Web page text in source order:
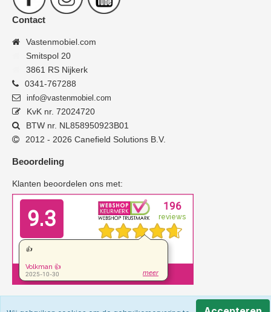
Contact
Vastenmobiel.com
Smitspol 20
3861 RS Nijkerk
0341-767288
info@vastenmobiel.com
KvK nr. 72024720
BTW nr. NL858950923B01
2012 - 2026 Canefield Solutions B.V.
Beoordeling
Klanten beoordelen ons met: